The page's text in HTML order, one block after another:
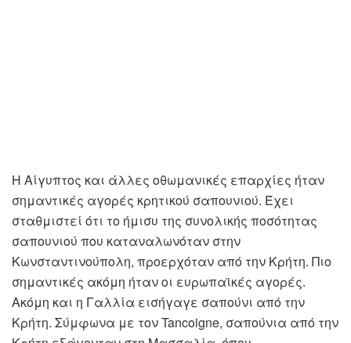
Η Αίγυπτος και άλλες οθωμανικές επαρχίες ήταν
σημαντικές αγορές κρητικού σαπουνιού. Έχει
σταθμιστεί ότι το ήμισυ της συνολικής ποσότητας
σαπουνιού που καταναλωνόταν στην
Κωνσταντινούπολη, προερχόταν από την Κρήτη. Πιο
σημαντικές ακόμη ήταν οι ευρωπαϊκές αγορές.
Ακόμη και η Γαλλία εισήγαγε σαπούνι από την
Κρήτη. Σύμφωνα με τον Tancoigne, σαπούνια από την